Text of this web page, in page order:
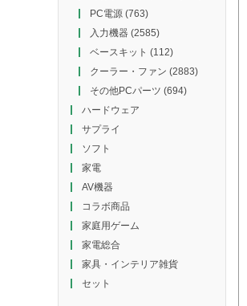
PC電源(763)
入力機器(2585)
ベースキット (112)
クーラー・ファン (2883)
その他PCパーツ (694)
ハードウェア
サプライ
ソフト
家電
AV機器
コラボ商品
家庭用ゲーム
家電総合
家具・インテリア雑貨
セット